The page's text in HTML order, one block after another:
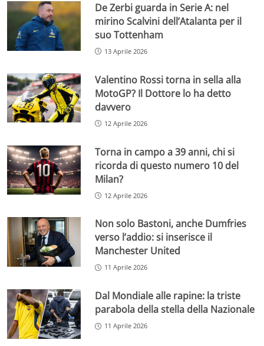
De Zerbi guarda in Serie A: nel
mirino Scalvini dell’Atalanta per il
suo Tottenham
13 Aprile 2026
Valentino Rossi torna in sella alla
MotoGP? Il Dottore lo ha detto
davvero
12 Aprile 2026
Torna in campo a 39 anni, chi si
ricorda di questo numero 10 del
Milan?
12 Aprile 2026
Non solo Bastoni, anche Dumfries
verso l’addio: si inserisce il
Manchester United
11 Aprile 2026
Dal Mondiale alle rapine: la triste
parabola della stella della Nazionale
11 Aprile 2026